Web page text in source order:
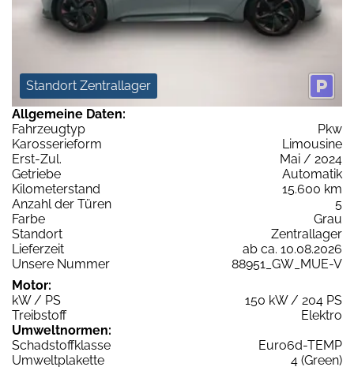
Standort Zentrallager
Allgemeine Daten:
Fahrzeugtyp
Pkw
Karosserieform
Limousine
Erst-Zul.
Mai / 2024
Getriebe
Automatik
Kilometerstand
15.600 km
Anzahl der Türen
5
Farbe
Grau
Standort
Zentrallager
Lieferzeit
ab ca. 10.08.2026
Unsere Nummer
88951_GW_MUE-V
Motor:
kW / PS
150 kW / 204 PS
Treibstoff
Elektro
Umweltnormen:
Schadstoffklasse
Euro6d-TEMP
Umweltplakette
4 (Green)